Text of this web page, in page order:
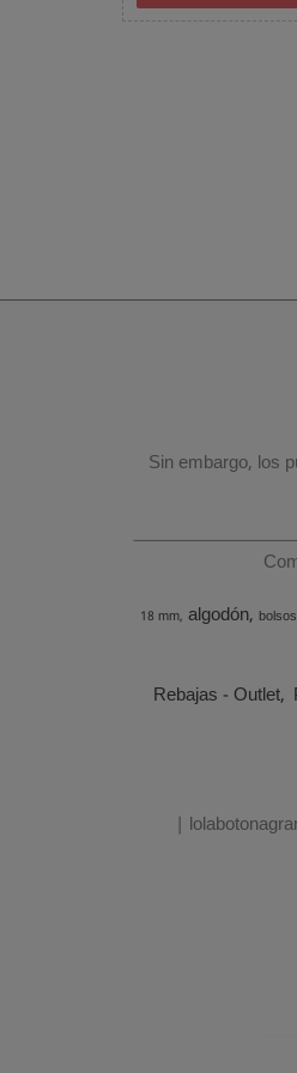
Sin embargo, los
18 mm algodón bolsos
Rebajas - Outlet
|